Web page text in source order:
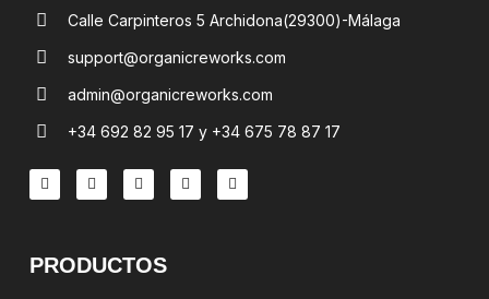
Calle Carpinteros 5 Archidona(29300)-Málaga
support@organicreworks.com
admin@organicreworks.com
+34 692 82 95 17 y +34 675 78 87 17
PRODUCTOS